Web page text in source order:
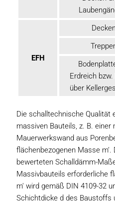
EFH
Erdreich
über
Die schalltechnische Qualität
massiven Bauteils, z. B. einer
Mauerwerkswand aus
flächenbezogenen Masse
bewerteten Schalldämm-
Massivbauteils erforderliche
m' wird gemäß DIN 4109-32
Schichtdicke d des Baustoffs